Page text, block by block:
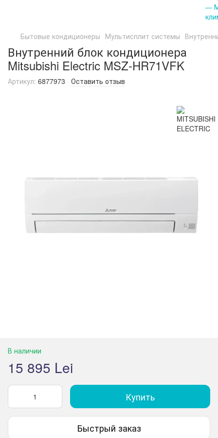
Бытовые кондиционеры Мультисплит системы
Внутренний блок кондиционера
Mitsubishi Electric MSZ-HR71VFK
Артикул: 6877973 Оставить отзыв
В наличии
15 895 Lei
Купить
Быстрый заказ